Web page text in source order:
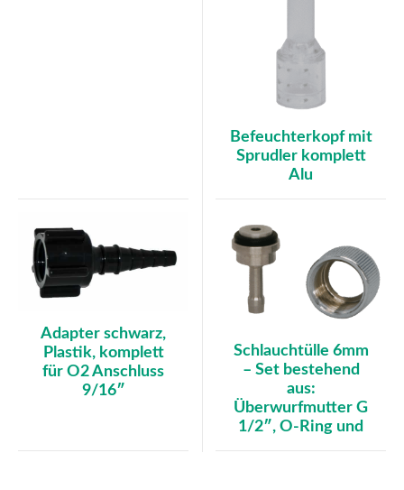
Befeuchterkopf mit
Sprudler komplett
Alu
Adapter schwarz,
Plastik, komplett
für O2 Anschluss
9/16″
Schlauchtülle 6mm
– Set bestehend
aus:
Überwurfmutter G
1/2″, O-Ring und